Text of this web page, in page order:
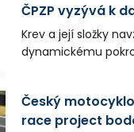
hudby. Uskuteční
ročník festivalu
Brány areálu se
Vstupenky v ceně
prodeji.
ČPZP vyzývá k
Krev a její složky
dynamickému
nenahraditelnou
neobejde. Naléhavá
Český
race project